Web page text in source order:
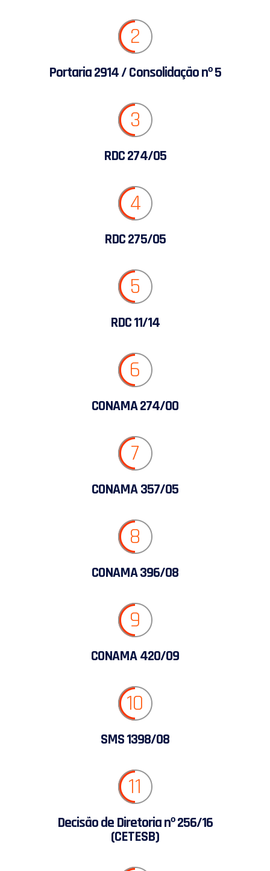
2
Portaria 2914 / Consolidação nº 5
3
RDC 274/05
4
RDC 275/05
5
RDC 11/14
6
CONAMA 274/00
7
CONAMA 357/05
8
CONAMA 396/08
9
CONAMA 420/09
10
SMS 1398/08
11
Decisão de Diretoria nº 256/16
(CETESB)